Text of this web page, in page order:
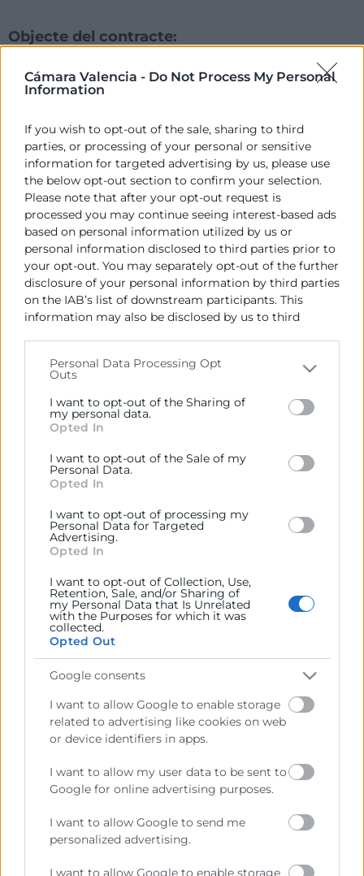
Cámara Valencia - Do Not Process My Personal
Information
If you wish to opt-out of the sale, sharing to third
parties, or processing of your personal or sensitive
information for targeted advertising by us, please use
the below opt-out section to confirm your selection.
Please note that after your opt-out request is
processed you may continue seeing interest-based ads
based on personal information utilized by us or
personal information disclosed to third parties prior to
your opt-out. You may separately opt-out of the further
disclosure of your personal information by third parties
on the IAB’s list of downstream participants. This
information may also be disclosed by us to third
Please note that this website/app uses one or more
Google services and may gather and store information
including but not limited to your visit or usage
behaviour. You may click to grant or deny consent to
below specified purposes in below Google consent
section.
Personal Data Processing Opt
Outs
I want to opt-out of the Sharing of
my personal data.
Opted In
I want to opt-out of the Sale of my
Personal Data.
Opted In
I want to opt-out of processing my
Personal Data for Targeted
Advertising.
Opted In
I want to opt-out of Collection, Use,
Retention, Sale, and/or Sharing of
my Personal Data that Is Unrelated
with the Purposes for which it was
collected.
Opted Out
Google consents
I want to allow Google to enable storage
related to advertising like cookies on web
or device identifiers in apps.
I want to allow my user data to be sent to
Google for online advertising purposes.
I want to allow Google to send me
personalized advertising.
I want to allow Google to enable storage
Objecte del contracte:
CONTRACTACIÓ DE FORMACIÓ I ORIENTACIÓ PER AL
PROGRAMA PICE COFINANÇAT PEL FONS SOCIAL
INDÚSTRIA, SERVEIS I NAVEGACIÓ DE VALÈNCIA
2023
Acord d'Adjudicació:
Mesa de contractació 12 de desembre de 2022
Data de la publicació de l'Adjudicació:
12/12/2022
Termini en el qual ha de procedir-se a la
formalització del contracte:
31 de diciembre de 2023
Cámara València es una corporación de derecho público,
colaboradora de las Administraciones Públicas, dedicada a:
Prestar servicios a las empresas.
Representar, promocionar y defender los intereses
generales del comercio, la industria y la navegación.
Ejercitar las competencias de carácter público
delegar las Administraciones Públicas.
Contacto